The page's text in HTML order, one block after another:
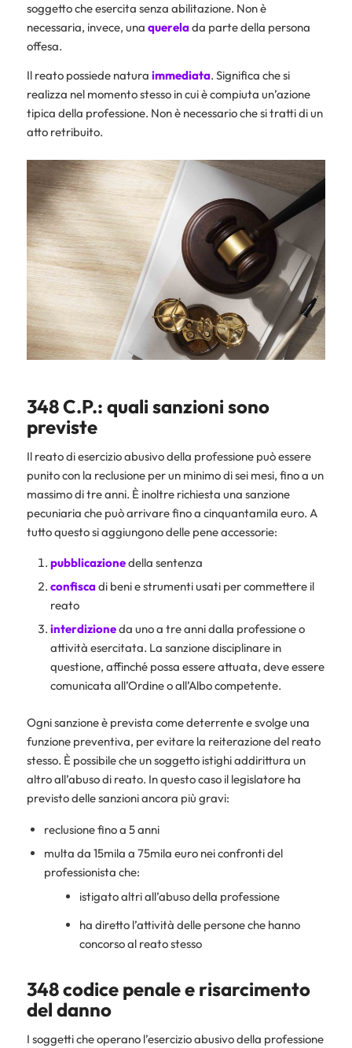
soggetto che esercita senza abilitazione. Non è
necessaria, invece, una querelada parte della persona
offesa.
Il reato possiede natura immediata. Significa che si
realizza nel momento stesso in cui è compiuta un’azione
tipica della professione. Non è necessario che si tratti di un
atto retribuito.
348 C.P.: quali sanzioni sono
previste
Il reato di esercizio abusivo della professione può essere
punito con la reclusione per un minimo di sei mesi, fino a un
massimo di tre anni. È inoltre richiesta una sanzione
pecuniaria che può arrivare fino a cinquantamila euro. A
tutto questo si aggiungono delle pene accessorie:
pubblicazionedella sentenza
confiscadi beni e strumenti usati per commettere il
reato
interdizioneda uno a tre anni dalla professione o
attività esercitata. La sanzione disciplinare in
questione, affinché possa essere attuata, deve essere
comunicata all’Ordine o all’Albo competente.
Ogni sanzione è prevista come deterrente e svolge una
funzione preventiva, per evitare la reiterazione del reato
stesso. È possibile che un soggetto istighi addirittura un
altro all’abuso di reato. In questo caso il legislatore ha
previsto delle sanzioni ancora più gravi:
reclusione fino a 5 anni
multa da 15mila a 75mila euro nei confronti del
professionista che:
istigato altri all’abuso della professione
ha diretto l’attività delle persone che hanno
concorso al reato stesso
348 codice penale e risarcimento
del danno
I soggetti che operano l’esercizio abusivo della professione